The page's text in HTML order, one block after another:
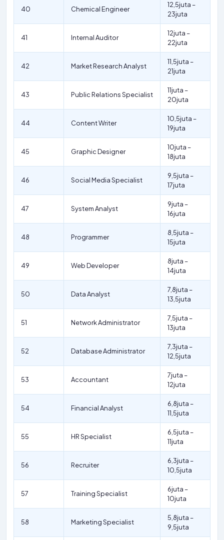
40 Chemical Engineer
12,5juta –
23juta
41 Internal Auditor
12juta –
22juta
42 Market Research Analyst
11,5juta –
21juta
43 Public Relations Specialist
11juta –
20juta
44 Content Writer
10,5juta –
19juta
45 Graphic Designer
10juta –
18juta
46 Social Media Specialist
9,5juta –
17juta
47 System Analyst
9juta –
16juta
48 Programmer
8,5juta –
15juta
49 Web Developer
8juta –
14juta
50 Data Analyst
7,8juta –
13,5juta
51 Network Administrator
7,5juta –
13juta
52 Database Administrator
7,3juta –
12,5juta
53 Accountant
7juta –
12juta
54 Financial Analyst
6,8juta –
11,5juta
55 HR Specialist
6,5juta –
11juta
56 Recruiter
6,3juta –
10,5juta
57 Training Specialist
6juta –
10juta
58 Marketing Specialist
5,8juta –
9,5juta